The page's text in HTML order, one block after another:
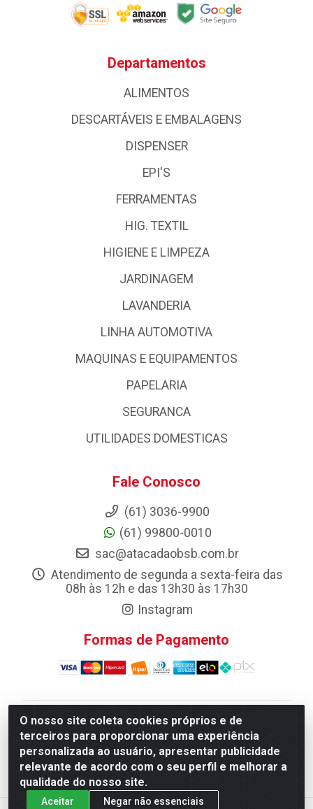
O nosso site coleta cookies próprios e de
terceiros para proporcionar uma experiência
personalizada ao usuário, apresentar publicidade
relevante de acordo com o seu perfil e melhorar a
qualidade do nosso site.
Aceitar Negar não essenciais
Departamentos
ALIMENTOS
DESCARTÁVEIS E EMBALAGENS
DISPENSER
EPI'S
FERRAMENTAS
HIG. TEXTIL
HIGIENE E LIMPEZA
JARDINAGEM
LAVANDERIA
LINHA AUTOMOTIVA
MAQUINAS E EQUIPAMENTOS
PAPELARIA
SEGURANCA
UTILIDADES DOMESTICAS
Fale Conosco
(61) 3036-9900
(61) 99800-0010
sac@atacadaobsb.com.br
Atendimento de segunda a sexta-feira das
08h às 12h e das 13h30 às 17h30
Instagram
Formas de Pagamento
Atacadao da Limpeza F. Pereira Queiroz Comercio e
Distribuicao LTDA - Quadra Qi 10 Lotes 39 e, 41 - Setor
Industrial (Taguatinga), Brasília/DF - CEP 72.135-100 -
CNPJ 13.184.675/0001-80